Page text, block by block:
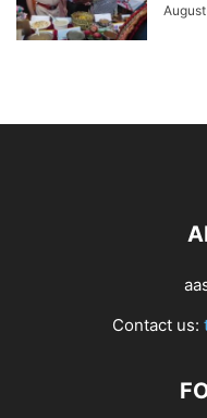
Contact us: